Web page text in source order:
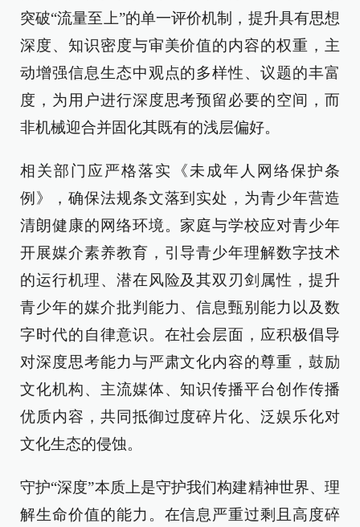
突破“流量至上”的单一评价机制，提升具有思想
深度、知识密度与审美价值的内容的权重，主
动增强信息生态中观点的多样性、议题的丰富
度，为用户进行深度思考预留必要的空间，而
非机械迎合并固化其既有的浅层偏好。
相关部门应严格落实《未成年人网络保护条
例》，确保法规条文落到实处，为青少年营造
清朗健康的网络环境。家庭与学校应对青少年
开展媒介素养教育，引导青少年理解数字技术
的运行机理、潜在风险及其双刃剑属性，提升
青少年的媒介批判能力、信息甄别能力以及数
字时代的自律意识。在社会层面，应积极倡导
对深度思考能力与严肃文化内容的尊重，鼓励
文化机构、主流媒体、知识传播平台创作传播
优质内容，共同抵御过度碎片化、泛娱乐化对
文化生态的侵蚀。
守护“深度”本质上是守护我们构建精神世界、理
解生命价值的能力。在信息严重过剩且高度碎